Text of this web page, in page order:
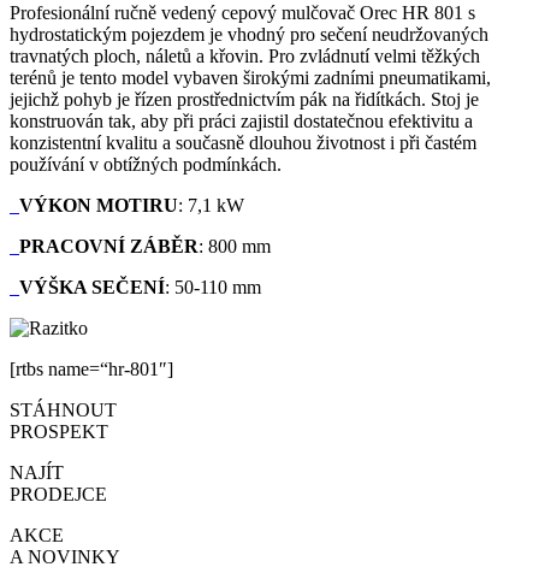
Profesionální ručně vedený cepový mulčovač Orec HR 801 s
hydrostatickým pojezdem je vhodný pro sečení neudržovaných
travnatých ploch, náletů a křovin. Pro zvládnutí velmi těžkých
terénů je tento model vybaven širokými zadními pneumatikami,
jejichž pohyb je řízen prostřednictvím pák na řidítkách. Stoj je
konstruován tak, aby při práci zajistil dostatečnou efektivitu a
konzistentní kvalitu a současně dlouhou životnost i při častém
používání v obtížných podmínkách.
VÝKON MOTIRU: 7,1 kW
PRACOVNÍ ZÁBĚR: 800 mm
VÝŠKA SEČENÍ: 50-110 mm
[rtbs name=“hr-801″]
STÁHNOUT
PROSPEKT
NAJÍT
PRODEJCE
AKCE
A NOVINKY